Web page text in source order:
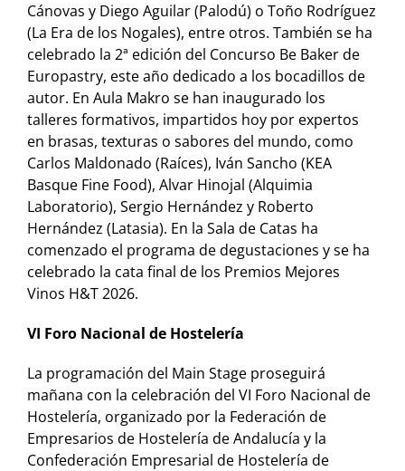
Cánovas y Diego Aguilar (Palodú) o Toño Rodríguez
(La Era de los Nogales), entre otros. También se ha
celebrado la 2ª edición del Concurso Be Baker de
Europastry, este año dedicado a los bocadillos de
autor. En Aula Makro se han inaugurado los
talleres formativos, impartidos hoy por expertos
en brasas, texturas o sabores del mundo, como
Carlos Maldonado (Raíces), Iván Sancho (KEA
Basque Fine Food), Alvar Hinojal (Alquimia
Laboratorio), Sergio Hernández y Roberto
Hernández (Latasia). En la Sala de Catas ha
comenzado el programa de degustaciones y se ha
celebrado la cata final de los Premios Mejores
Vinos H&T 2026.
VI Foro Nacional de Hostelería
La programación del Main Stage proseguirá
mañana con la celebración del VI Foro Nacional de
Hostelería, organizado por la Federación de
Empresarios de Hostelería de Andalucía y la
Confederación Empresarial de Hostelería de